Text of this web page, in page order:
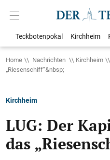
Teckbotenpokal Kirchheim
Home Nachrichten Kirchheim
„Riesenschiff“&nbsp;
Kirchheim
LUG: Der
das